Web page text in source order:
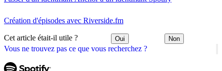
Vous ne trouvez pas ce que vous recherchez ?
Création d'épisodes avec Riverside.fm
Cet article était-il utile ? Oui Non